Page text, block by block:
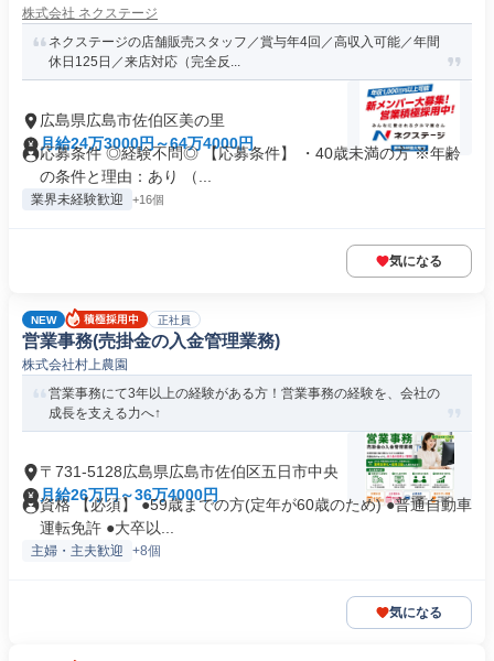
株式会社 ネクステージ
ネクステージの店舗販売スタッフ／賞与年4回／高収入可能／年間
休日125日／来店対応（完全反...
広島県広島市佐伯区美の里
月給24万3000円～64万4000円
応募条件 ◎経験不問◎ 【応募条件】 ・40歳未満の方 ※年齢
の条件と理由：あり （...
業界未経験歓迎 +16個
気になる
NEW 正社員
営業事務(売掛金の入金管理業務)
株式会社村上農園
営業事務にて3年以上の経験がある方！営業事務の経験を、会社の
成長を支える力へ↑
〒731-5128広島県広島市佐伯区五日市中央
月給26万円～36万4000円
資格 【必須】 ●59歳までの方(定年が60歳のため) ●普通自動車
運転免許 ●大卒以...
主婦・主夫歓迎 +8個
気になる